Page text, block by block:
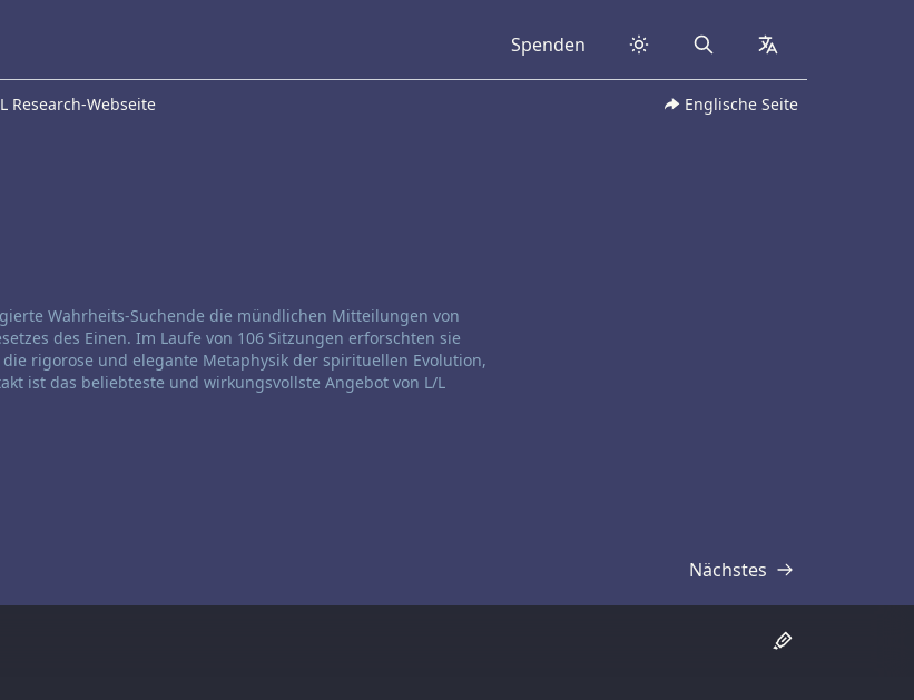
Spenden Search collapsed
Research-Webseite Englische Seite
Wahrheits-Suchende die mündlichen Mitteilungen von
des Einen. Im Laufe von 106 Sitzungen erforschten sie
rigorose und elegante Metaphysik der spirituellen Evolution,
ist das beliebteste und wirkungsvollste Angebot von L/L
Nächstes
Transkript